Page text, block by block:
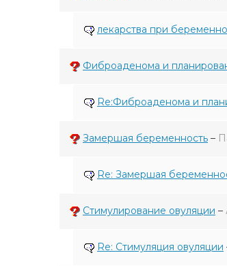
лекарства при
Фиброаденома и
Re:Фиброаденома и
Замершая беременность –
Re: Замершая
Стимулирование овуляции –
Re: Стимуляция овуляции